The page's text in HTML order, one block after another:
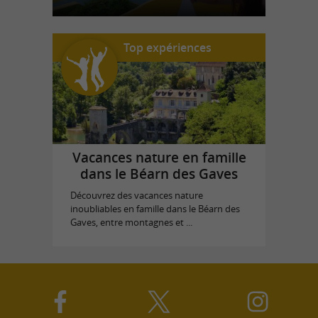
Top expériences
Vacances nature en famille
dans le Béarn des Gaves
Découvrez des vacances nature
inoubliables en famille dans le Béarn des
Gaves, entre montagnes et ...